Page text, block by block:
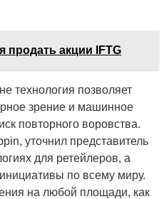
акции IFTG
технология позволяет
зрение и машинное
повторного воровства.
уточнил представитель
для ретейлеров, а
по всему миру.
на любой площади, как